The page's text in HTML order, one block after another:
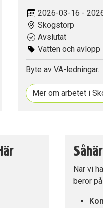
2026-03-16 -
Skogstorp
Avslutat
Vatten och avlopp
Byte av VA-ledningar.
Mer om arbetet i
När vi
beror